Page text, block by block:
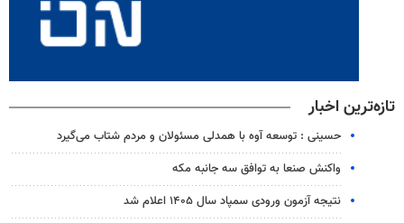
تازه‌ترین اخبار
حسینی : توسعه آوه با همدلی مسئولان و مردم شتاب می‌گیرد
واکنش صنعا به توافق سه جانبه مکه
نتیجه آزمون ورودی سمپاد سال ۱۴۰۵ اعلام شد